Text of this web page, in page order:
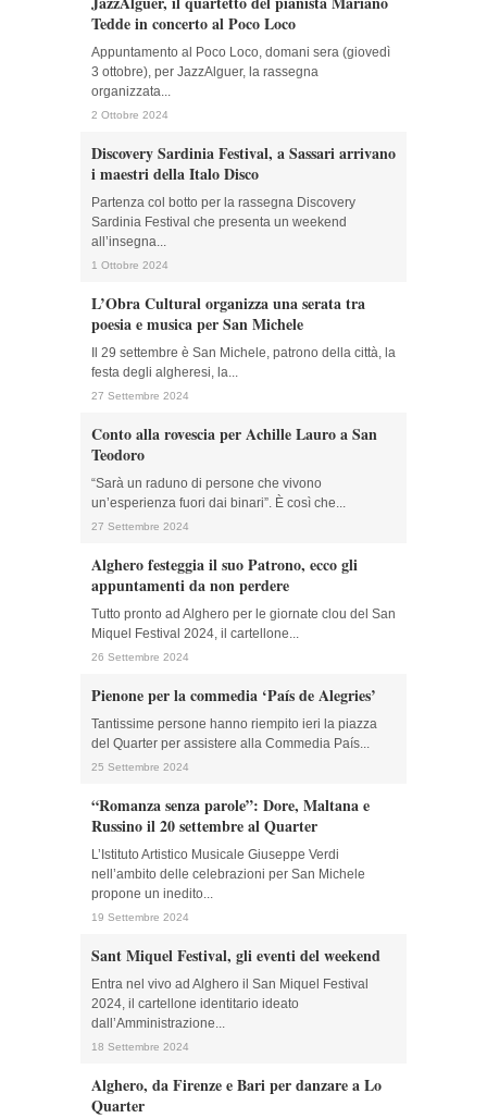
Tedde in concerto al Poco Loco
Appuntamento al Poco Loco, domani sera (giovedì
3 ottobre), per JazzAlguer, la rassegna
organizzata...
2 Ottobre 2024
Discovery Sardinia Festival, a Sassari arrivano
i maestri della Italo Disco
Partenza col botto per la rassegna Discovery
Sardinia Festival che presenta un weekend
all’insegna...
1 Ottobre 2024
L’Obra Cultural organizza una serata tra
poesia e musica per San Michele
Il 29 settembre è San Michele, patrono della città, la
festa degli algheresi, la...
27 Settembre 2024
Conto alla rovescia per Achille Lauro a San
Teodoro
“Sarà un raduno di persone che vivono
un’esperienza fuori dai binari”. È così che...
27 Settembre 2024
Alghero festeggia il suo Patrono, ecco gli
appuntamenti da non perdere
Tutto pronto ad Alghero per le giornate clou del San
Miquel Festival 2024, il cartellone...
26 Settembre 2024
Pienone per la commedia ‘País de Alegries’
Tantissime persone hanno riempito ieri la piazza
del Quarter per assistere alla Commedia País...
25 Settembre 2024
“Romanza senza parole”: Dore, Maltana e
Russino il 20 settembre al Quarter
L’Istituto Artistico Musicale Giuseppe Verdi
nell’ambito delle celebrazioni per San Michele
propone un inedito...
19 Settembre 2024
Sant Miquel Festival, gli eventi del weekend
Entra nel vivo ad Alghero il San Miquel Festival
2024, il cartellone identitario ideato
dall’Amministrazione...
18 Settembre 2024
Alghero, da Firenze e Bari per danzare a Lo
Quarter